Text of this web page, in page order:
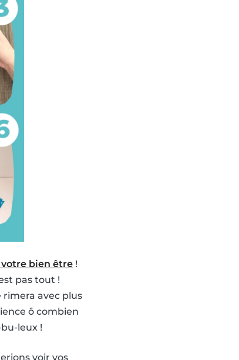
bien être !
pas tout !
rimera avec plus
ô combien
leux !
voir vos